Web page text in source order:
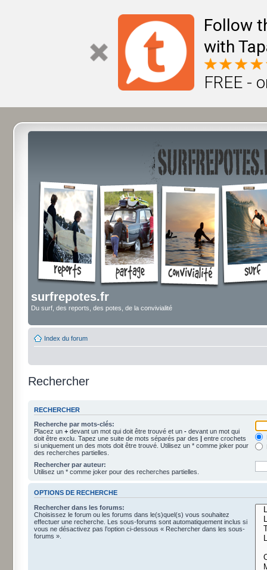
Follow
with
FREE -
surfrepotes.fr
Du surf, des reports, des potes, de la convivialité
Index du forum
Rechercher
RECHERCHER
Recherche par mots-clés:
Placez un + devant un mot qui doit être trouvé et un - devant un mot qui
doit être exclu. Tapez une suite de mots séparés par des | entre crochets
si uniquement un des mots doit être trouvé. Utilisez un * comme joker pour
des recherches partielles.
Rechercher par auteur:
Utilisez un * comme joker pour des recherches partielles.
OPTIONS DE RECHERCHE
Rechercher dans les forums:
Choisissez le forum ou les forums dans le(s)quel(s) vous souhaitez
effectuer une recherche. Les sous-forums sont automatiquement inclus si
vous ne désactivez pas l’option ci-dessous « Rechercher dans les sous-
forums ».